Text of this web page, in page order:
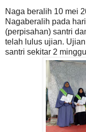
Naga beralih 10 mei
Nagaberalih pada
(perpisahan) santri
telah lulus ujian.
santri sekitar 2